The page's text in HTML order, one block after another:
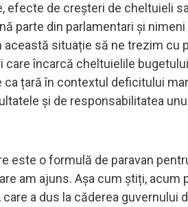
efecte de creșteri de cheltuieli
parte din parlamentari și
situație să ne trezim cu
încarcă cheltuielile
țară în contextul deficitului
și de responsabilitatea
este o formulă de paravan
am ajuns. Așa cum știți, acum
a dus la căderea guvernului